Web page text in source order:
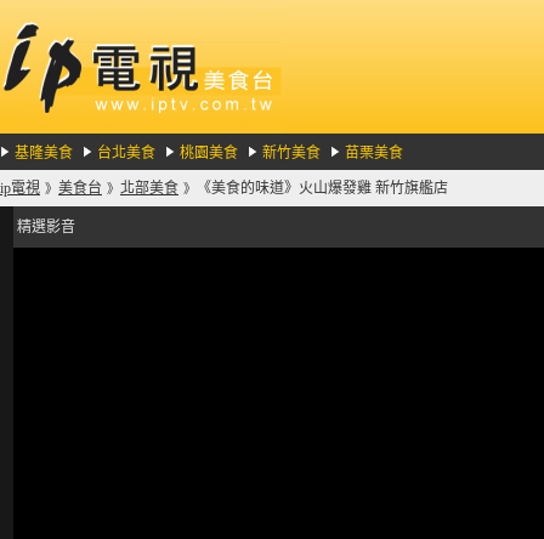
基隆美食 台北美食 桃園美食 新竹美食 苗栗美食
ip電視 》 美食台 》 北部美食 》 《美食的味道》火山爆發雞 新竹旗艦店
精選影音